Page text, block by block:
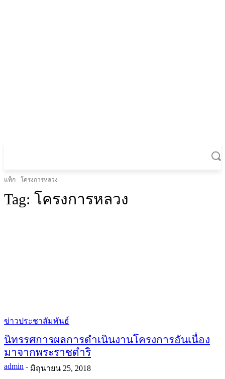
แท็ก โครงการหลวง
Tag: โครงการหลวง
ข่าวประชาสัมพันธ์
นิทรรศการผลการดำเนินงานโครงการอันเนื่อง
มาจากพระราชดำริ
admin - มิถุนายน 25, 2018